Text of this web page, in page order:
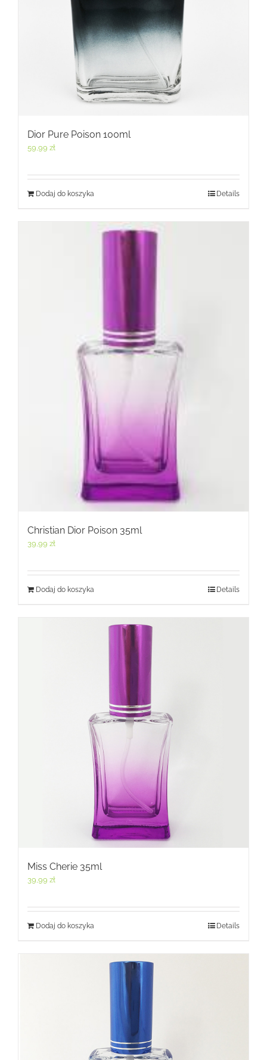
Dior Pure Poison 100ml
59,99 zł
Dodaj do koszyka Details
Christian Dior Poison 35ml
39,99 zł
Dodaj do koszyka Details
Miss Cherie 35ml
39,99 zł
Dodaj do koszyka Details